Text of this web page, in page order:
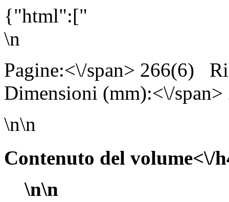
{"html":["
\n
Pagine:<\/span> 266(6)
Dimensioni (mm):<\/
\n\n
Contenuto del volume<\/
\n\n